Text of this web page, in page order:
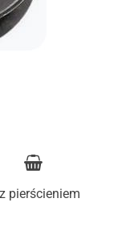
pierścieniem